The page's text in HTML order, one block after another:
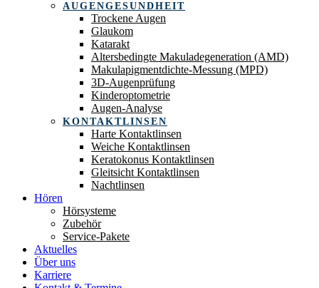
AUGENGESUNDHEIT
Trockene Augen
Glaukom
Katarakt
Altersbedingte Makuladegeneration (AMD)
Makulapigmentdichte-Messung (MPD)
3D-Augenprüfung
Kinderoptometrie
Augen-Analyse
KONTAKTLINSEN
Harte Kontaktlinsen
Weiche Kontaktlinsen
Keratokonus Kontaktlinsen
Gleitsicht Kontaktlinsen
Nachtlinsen
Hören
Hörsysteme
Zubehör
Service-Pakete
Aktuelles
Über uns
Karriere